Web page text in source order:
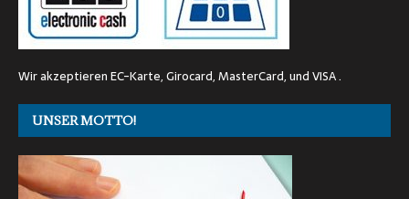
Wir akzeptieren EC-Karte, Girocard, MasterCard, und VISA .
UNSER MOTTO!